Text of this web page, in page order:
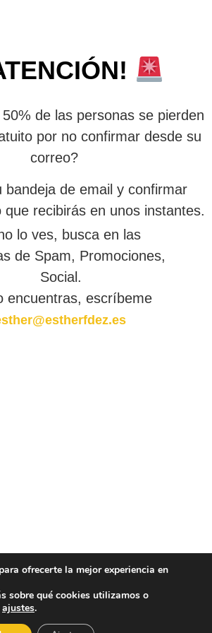
de las personas se pierden
por no confirmar desde su
correo?
bandeja de email y confirmar
que recibirás en unos instantes.
lo ves, busca en las
de Spam, Promociones,
Social.
encuentras, escríbeme
Esther Fernández
ofrecerte la mejor experiencia en
sobre qué cookies utilizamos o
ajustes.